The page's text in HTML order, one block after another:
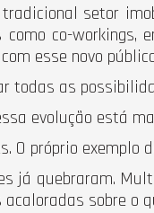
setor
como co-
esse novo
todas as
evolução está
O próprio
já quebraram.
sobre o